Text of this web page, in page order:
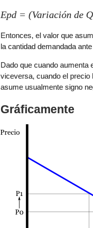
Epd = (Variación de
Entonces, el valor que
la cantidad demandada
Dado que cuando aumenta
viceversa, cuando el precio
asume usualmente signo
Gráficamente